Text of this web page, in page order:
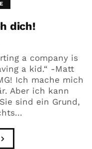
dich!
a company is
a kid.“ -Matt
Ich mache mich
Aber ich kann
sind ein Grund,